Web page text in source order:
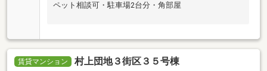
ペット相談可・駐車場2台分・角部屋
賃貸マンション 村上団地３街区３５号棟